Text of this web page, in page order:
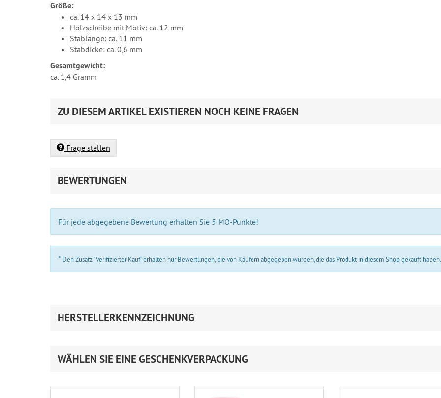
Größe:
ca. 14 x 14 x 13 mm
Holzscheibe mit Motiv: ca. 12 mm
Stablänge: ca. 11 mm
Stabdicke: ca. 0,6 mm
Gesamtgewicht:
ca. 1,4 Gramm
ZU DIESEM ARTIKEL EXISTIEREN NOCH KEINE FRAGEN
Frage stellen
BEWERTUNGEN
Für jede abgegebene Bewertung erhalten Sie 5 MO-Punkte!
* Den Zusatz “Verifizierter Kauf” erhalten nur Bewertungen, die von Käufern abgegeben wurden, die das Produkt in diesem Shop gekauft haben.
HERSTELLERKENNZEICHNUNG
WÄHLEN SIE EINE GESCHENKVERPACKUNG